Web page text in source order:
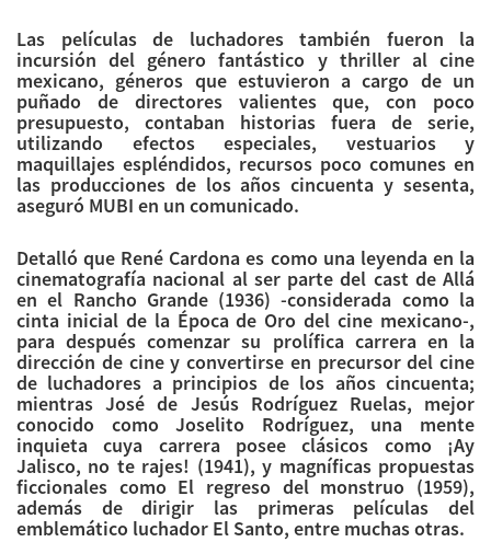
Las películas de luchadores también fueron la
incursión del género fantástico y thriller al cine
mexicano, géneros que estuvieron a cargo de un
puñado de directores valientes que, con poco
presupuesto, contaban historias fuera de serie,
utilizando efectos especiales, vestuarios y
maquillajes espléndidos, recursos poco comunes en
las producciones de los años cincuenta y sesenta,
aseguró MUBI en un comunicado.
Detalló que René Cardona es como una leyenda en la
cinematografía nacional al ser parte del cast de Allá
en el Rancho Grande (1936) -considerada como la
cinta inicial de la Época de Oro del cine mexicano-,
para después comenzar su prolífica carrera en la
dirección de cine y convertirse en precursor del cine
de luchadores a principios de los años cincuenta;
mientras José de Jesús Rodríguez Ruelas, mejor
conocido como Joselito Rodríguez, una mente
inquieta cuya carrera posee clásicos como ¡Ay
Jalisco, no te rajes! (1941), y magníficas propuestas
ficcionales como El regreso del monstruo (1959),
además de dirigir las primeras películas del
emblemático luchador El Santo, entre muchas otras.